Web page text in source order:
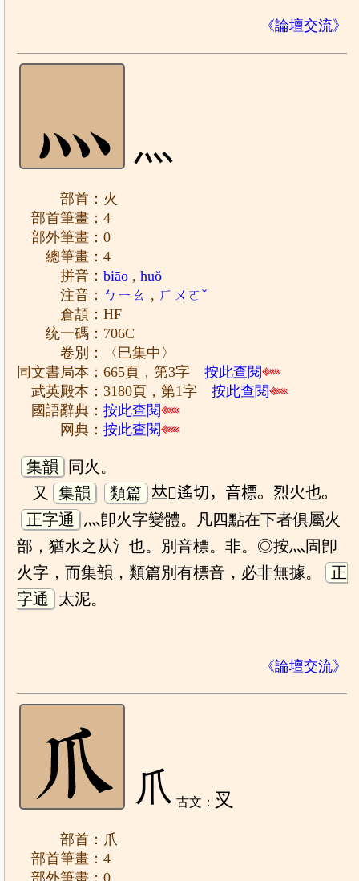
《論壇交流》
灬
部首：火
部首筆畫：4
部外筆畫：0
總筆畫：4
拼音：biāo ,huǒ
注音： ㄅㄧㄠ , ㄏㄨㄛˇ
倉頡：HF
统一碼：706C
卷別：〈巳集中〉
同文書局本：665頁，第3字按此查閱
武英殿本：3180頁，第1字按此查閱
國語辭典：按此查閱
网典：按此查閱
集韻
同火。
又
集韻 類篇
𠀤𤰞遙切，音標。烈火也。
正字通
灬卽火字變體。凡四點在下者俱屬火
部，猶水之从氵也。別音標。非。◎按灬固卽
火字，而集韻，類篇別有標音，必非無據。
正
字通
太泥。
《論壇交流》
爪 古文： 㕚
部首：爪
部首筆畫：4
部外筆畫：0